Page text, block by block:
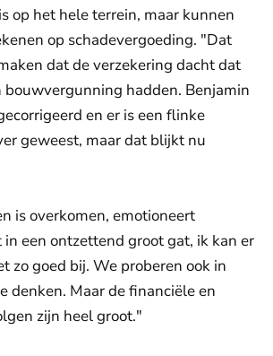
op het hele terrein, maar kunnen
op schadevergoeding. "Dat
dat de verzekering dacht dat
bouwvergunning hadden. Benjamin
en er is een flinke
geweest, maar dat blijkt nu
is overkomen, emotioneert
in een ontzettend groot gat, ik kan er
zo goed bij. We proberen ook in
denken. Maar de financiële en
zijn heel groot."
van deze video vereist jouw